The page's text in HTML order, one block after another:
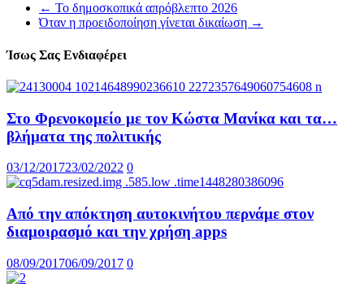
← Το δημοσκοπικά απρόβλεπτο 2026
Όταν η προειδοποίηση γίνεται δικαίωση →
Ίσως Σας Ενδιαφέρει
Στο Φρενοκομείο με τον Κώστα Μανίκα και τα…
βλήματα της πολιτικής
03/12/201723/02/2022 0
Από την απόκτηση αυτοκινήτου περνάμε στον
διαμοιρασμό και την χρήση apps
08/09/201706/09/2017 0